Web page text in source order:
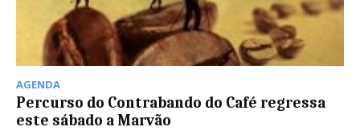
AGENDA
Percurso do Contrabando do Café regressa
este sábado a Marvão